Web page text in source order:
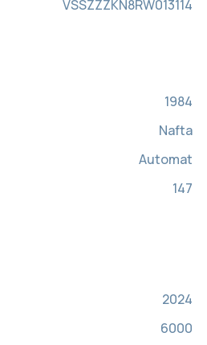
VSSZZZKN8RW013114
1984
Nafta
Automat
147
2024
6000